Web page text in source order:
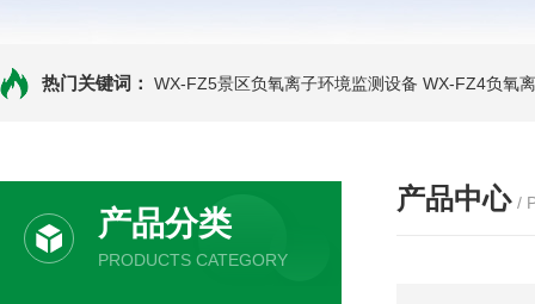
热门关键词： WX-FZ5景区负氧离子环境监测设备 WX-FZ4负氧
产品分类
PRODUCTS CATEGORY
产品中心 /